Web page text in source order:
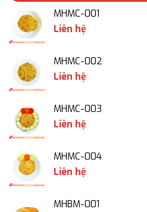
MHMC-001
Liên hệ
MHMC-002
Liên hệ
MHMC-003
Liên hệ
MHMC-004
Liên hệ
MHBM-001